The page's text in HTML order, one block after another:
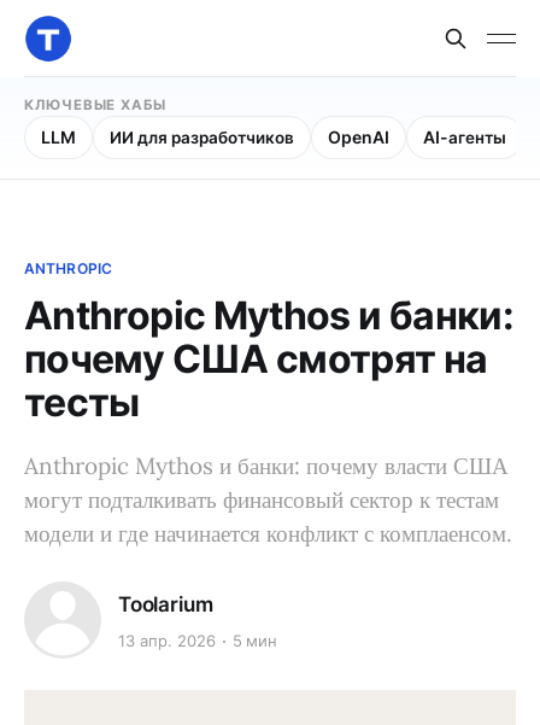
КЛЮЧЕВЫЕ ХАБЫ
LLM ИИ для разработчиков OpenAI AI-агенты
ANTHROPIC
Anthropic Mythos и банки:
почему США смотрят на
тесты
Anthropic Mythos и банки: почему власти США
могут подталкивать финансовый сектор к тестам
модели и где начинается конфликт с комплаенсом.
Toolarium
13 апр. 2026 5 мин